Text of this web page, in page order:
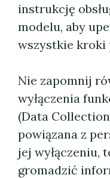
instrukcję
modelu, aby
wszystkie kroki
Nie zapomnij
wyłączenia
(Data
powiązana z
jej wyłączeniu,
gromadzić